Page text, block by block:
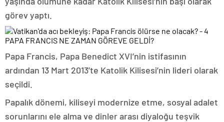
görev yaptı.
PAPA FRANCIS NE ZAMAN GÖREVE GELDİ?
Papa Francis, Papa Benedict XVI’nin istifasının
ardından 13 Mart 2013’te Katolik Kilisesi’nin lideri olarak
seçildi.
Papalık dönemi, kiliseyi modernize etme, sosyal adalet
sorunlarını ele alma ve dinler arası diyaloğu teşvik